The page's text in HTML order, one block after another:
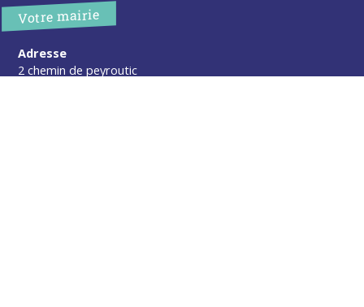
Votre mairie
Adresse
2 chemin de peyroutic